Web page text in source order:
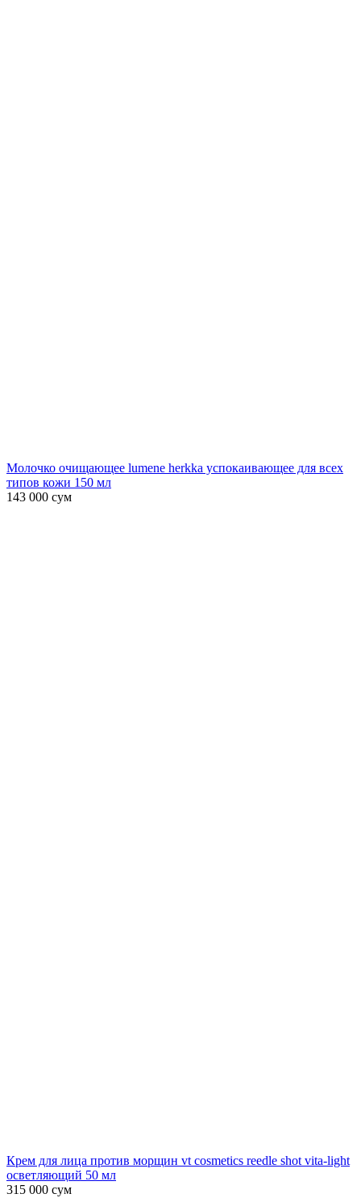
Молочко очищающее lumene herkka успокаивающее для всех
типов кожи 150 мл
143 000 сум
Крем для лица против морщин vt cosmetics reedle shot vita-light
осветляющий 50 мл
315 000 сум